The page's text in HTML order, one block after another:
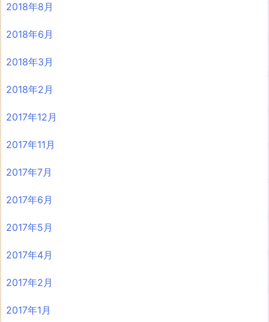
2018年8月
2018年6月
2018年3月
2018年2月
2017年12月
2017年11月
2017年7月
2017年6月
2017年5月
2017年4月
2017年2月
2017年1月